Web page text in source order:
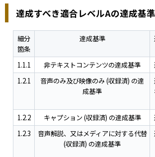
達成すべき適合レベルAの達成基準
細分
箇条
達成基準
1.1.1 非テキストコンテンツの達成基準
1.2.1
音声のみ及び映像のみ (収録済) の達
成基準
1.2.2
キャプション (収録済) の達成基準
1.2.3
音声解説、又はメディアに対する代替
(収録済) の達成基準